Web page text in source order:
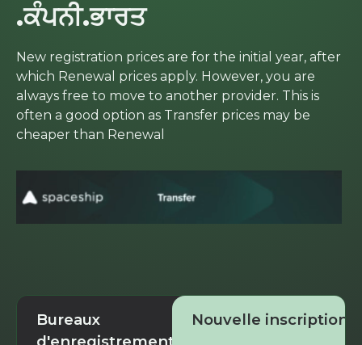
.ਕੰਪਨੀ.ਭਾਰਤ
New registration prices are for the initial year, after
which Renewal prices apply. However, you are
always free to move to another provider. This is
often a good option as Transfer prices may be
cheaper than Renewal
Bureaux
Nouvelle inscription